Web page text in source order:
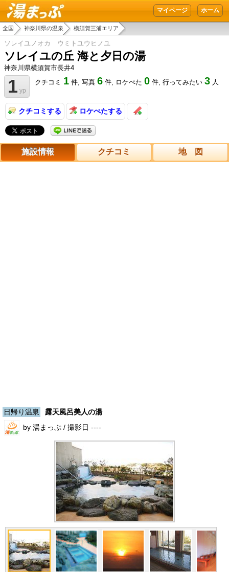
全国 神奈川県の温泉 横須賀三浦エリア
ソレイユノオカ ウミトユウヒノユ
ソレイユの丘 海と夕日の湯
神奈川県横須賀市長井4
1 yp
クチコミ 1 件, 写真 6 件, ロケぺた 0 件, 行ってみたい 3 人
クチコミする ロケぺたする
施設情報 クチコミ 地 図
日帰り温泉
露天風呂美人の湯
by 湯まっぷ / 撮影日 ----
ホーム
マイページ